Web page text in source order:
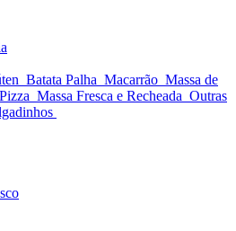
Batata Palha Macarrão Massa de
Massa Fresca e Recheada Outras